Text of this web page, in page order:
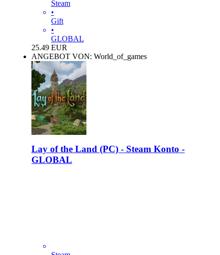
Steam
•
Gift
•
GLOBAL
25.49 EUR
ANGEBOT VON: World_of_games
Lay of the Land (PC) - Steam Konto -
GLOBAL